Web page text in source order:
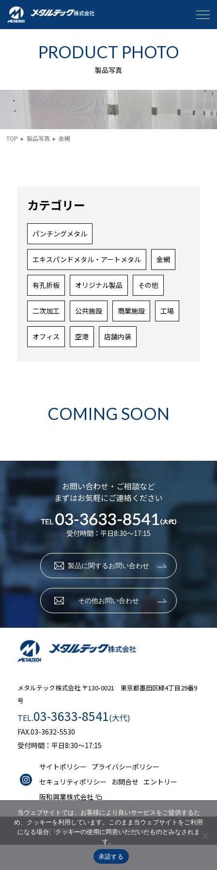
PRODUCT PHOTO
製品写真
TOP ▸ 製品写真 ▸ 金網
カテゴリー
パンチングメタル
エキスパンドメタル・アートメタル 金網
有孔折板 オリジナル製品 その他
二次加工 公共施設 商業施設 工場
オフィス 空港 店舗内装
COMING SOON
お問い合わせ・ご相談など
まずはお気軽にご連絡ください
受付時間：平日8:30～17:15
製品に関するお問い合わせ
その他お問い合わせ
メタルテック株式会社〒130-0021 東京都墨田区緑4丁目29番9
号
TEL.03-3633-8541(大代)
FAX.03-3632-5530
受付時間：平日8:30～17:15
サイトポリシー プライバシーポリシー
セキュリティポリシー
お問合せ エントリー
阪和興業株式会社
© METALTECH Corporation All Rights Reserved.
当ウェブサイトでは、お客様により良いサービスをご提供するた
め、クッキーを利用しています。このまま当ウェブサイトをご利用
になる場合、クッキーの使用に同意いただいたものとみなされま
す。
承諾する